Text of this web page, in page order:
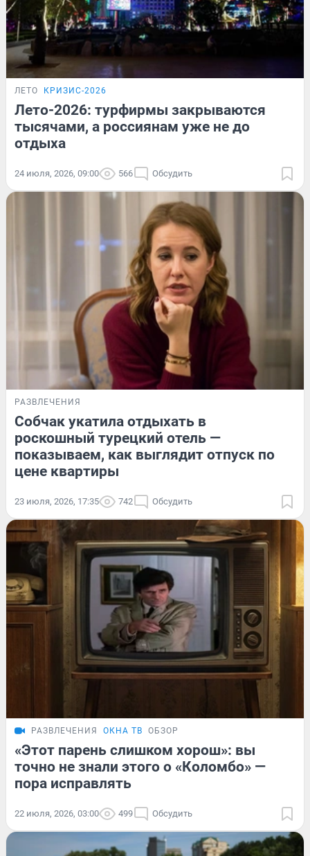
ЛЕТО КРИЗИС-2026
Лето-2026: турфирмы закрываются
тысячами, а россиянам уже не до
отдыха
24 июля, 2026, 09:00 566 Обсудить
РАЗВЛЕЧЕНИЯ
Собчак укатила отдыхать в
роскошный турецкий отель —
показываем, как выглядит отпуск по
цене квартиры
23 июля, 2026, 17:35 742 Обсудить
РАЗВЛЕЧЕНИЯ ОКНА ТВ ОБЗОР
«Этот парень слишком хорош»: вы
точно не знали этого о «Коломбо» —
пора исправлять
22 июля, 2026, 03:00 499 Обсудить